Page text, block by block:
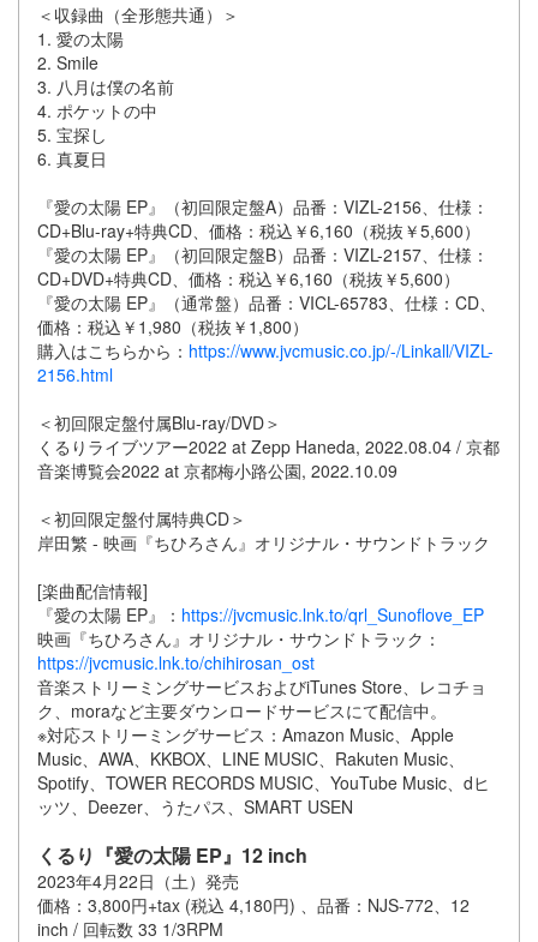
＜収録曲（全形態共通）＞
1. 愛の太陽
2. Smile
3. 八月は僕の名前
4. ポケットの中
5. 宝探し
6. 真夏日
『愛の太陽 EP』（初回限定盤A）品番：VIZL-2156、仕様：
CD+Blu-ray+特典CD、価格：税込￥6,160（税抜￥5,600）
『愛の太陽 EP』（初回限定盤B）品番：VIZL-2157、仕様：
CD+DVD+特典CD、価格：税込￥6,160（税抜￥5,600）
『愛の太陽 EP』（通常盤）品番：VICL-65783、仕様：CD、
価格：税込￥1,980（税抜￥1,800）
購入はこちらから： https://www.jvcmusic.co.jp/-/Linkall/VIZL-
2156.html
＜初回限定盤付属Blu-ray/DVD＞
くるりライブツアー2022 at Zepp Haneda, 2022.08.04 / 京都
音楽博覧会2022 at 京都梅小路公園, 2022.10.09
＜初回限定盤付属特典CD＞
岸田繁 - 映画『ちひろさん』オリジナル・サウンドトラック
[楽曲配信情報]
『愛の太陽 EP』： https://jvcmusic.lnk.to/qrl_Sunoflove_EP
映画『ちひろさん』オリジナル・サウンドトラック：
https://jvcmusic.lnk.to/chihirosan_ost
音楽ストリーミングサービスおよびiTunes Store、レコチョ
ク、moraなど主要ダウンロードサービスにて配信中。
※対応ストリーミングサービス：Amazon Music、Apple
Music、AWA、KKBOX、LINE MUSIC、Rakuten Music、
Spotify、TOWER RECORDS MUSIC、YouTube Music、dヒ
ッツ、Deezer、うたパス、SMART USEN
くるり『愛の太陽 EP』12 inch
2023年4月22日（土）発売
価格：3,800円+tax (税込 4,180円) 、品番：NJS-772、12
inch / 回転数 33 1/3RPM